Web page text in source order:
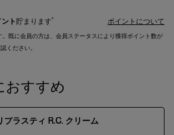
ント貯まります* ポイントについて
。既に会員の方は、会員ステータスにより獲得ポイント数が
認ください。
おすすめ
プラスティ R.C. クリーム